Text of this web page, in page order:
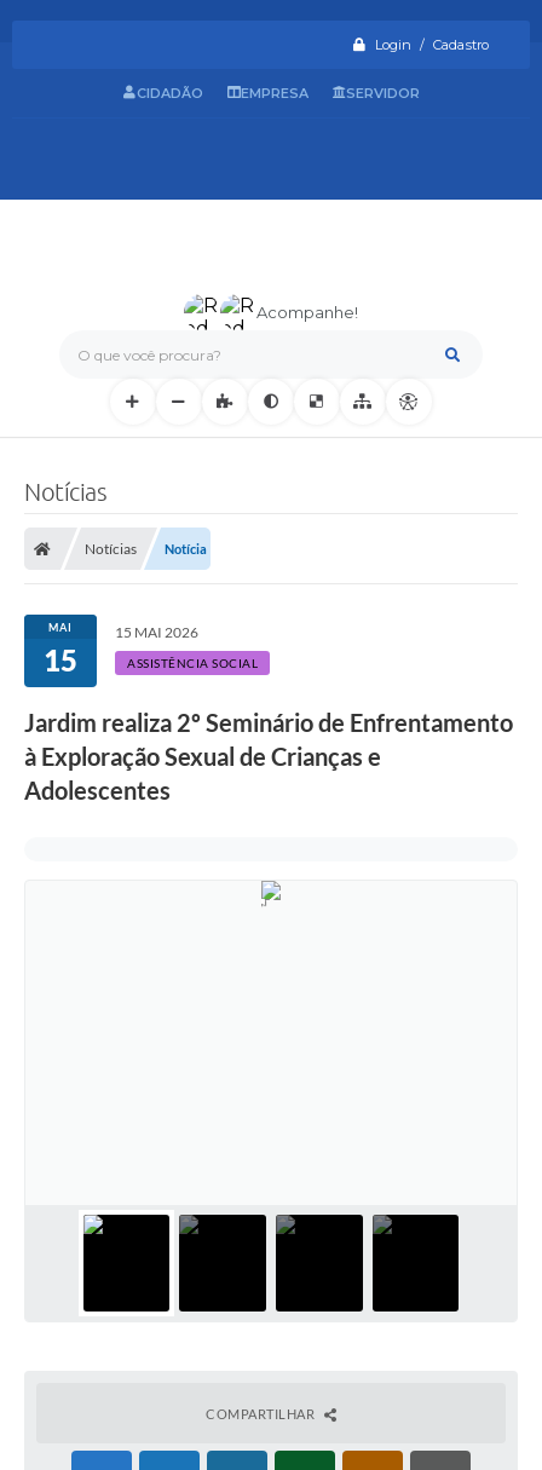
Login / Cadastro
O que você procura?
Acompanhe!
CIDADÃO EMPRESA SERVIDOR
Notícias
Notícias Notícia
MAI
15
15 MAI 2026
ASSISTÊNCIA SOCIAL
Jardim realiza 2º Seminário de Enfrentamento
à Exploração Sexual de Crianças e
Adolescentes
COMPARTILHAR